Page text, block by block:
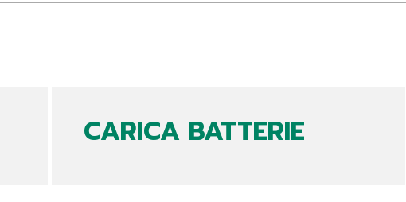
CARICA BATTERIE